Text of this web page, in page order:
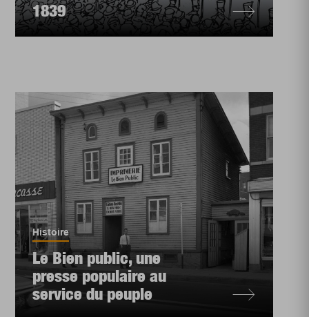
1839
Histoire
Le Bien public, une
presse populaire au
service du peuple